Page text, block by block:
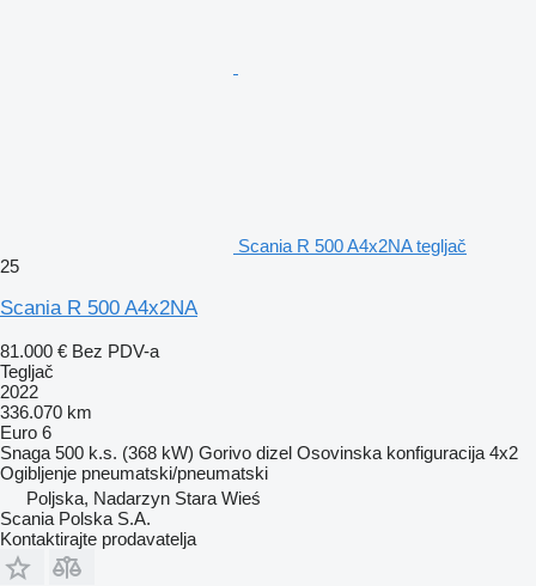
Scania R 500 A4x2NA tegljač
25
Scania R 500 A4x2NA
81.000 € Bez PDV-a
Tegljač
2022
336.070 km
Euro 6
Snaga 500 k.s. (368 kW) Gorivo dizel Osovinska konfiguracija 4x2
Ogibljenje pneumatski/pneumatski
Poljska, Nadarzyn Stara Wieś
Scania Polska S.A.
Kontaktirajte prodavatelja